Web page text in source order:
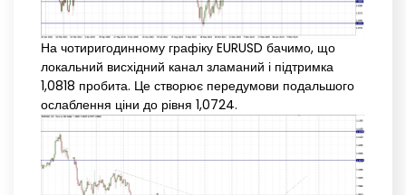
На чотиригодинному графіку EURUSD бачимо, що
локальний висхідний канал зламаний і підтримка
1,0818 пробита. Це створює передумови подальшого
ослаблення ціни до рівня 1,0724.